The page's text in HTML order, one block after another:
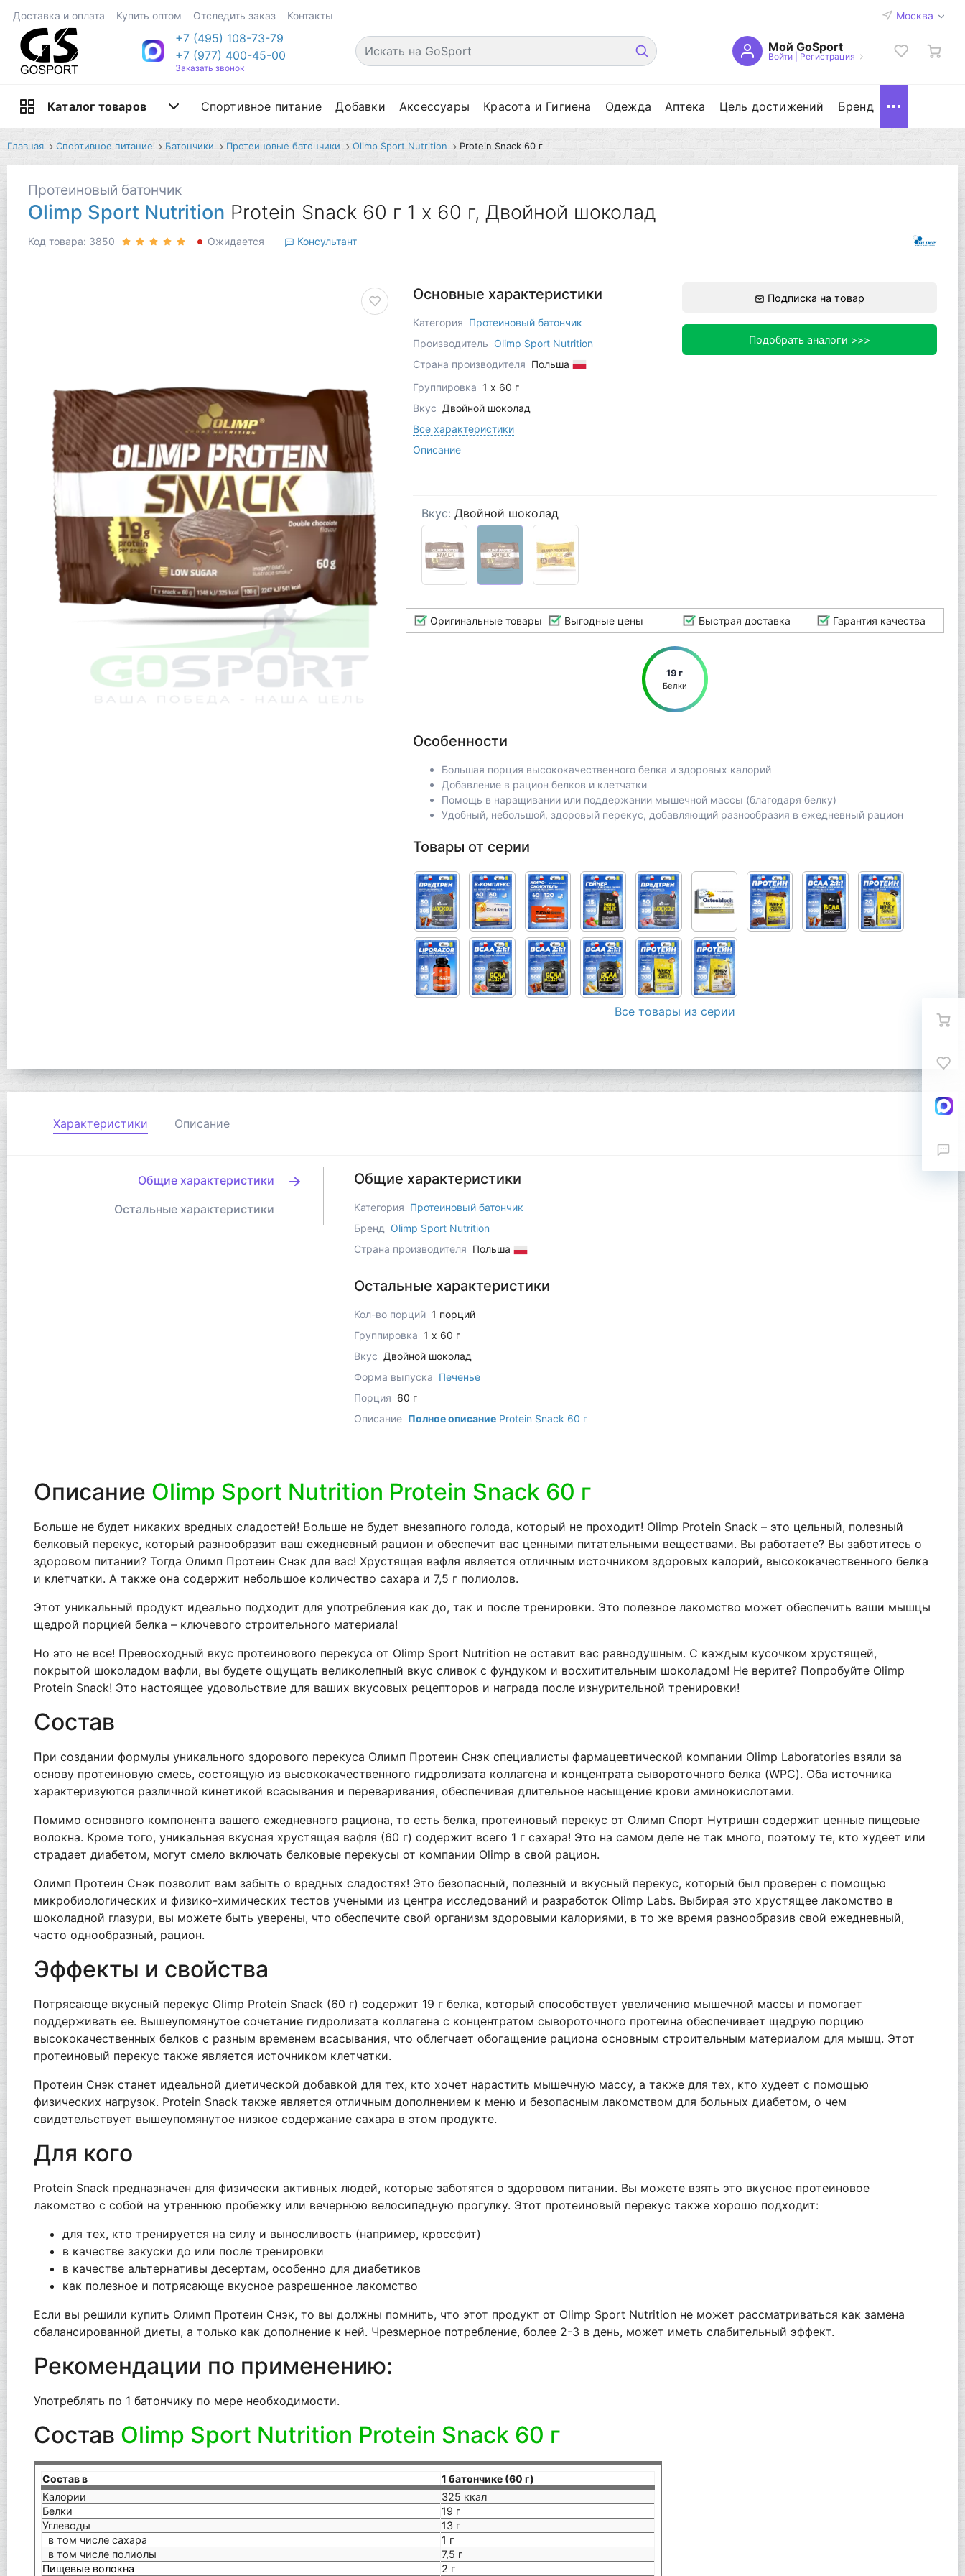
Доставка и оплата Купить оптом Отследить заказ Контакты Москва
+7 (495) 108-73-79
+7 (977) 400-45-00
Заказать звонок
Мой GoSport
Войти| Регистрация
Каталог товаров Спортивное питание Добавки Аксессуары Красота и Гигиена Одежда Аптека Цель достижений Бренд
Главная Спортивное питание Батончики Протеиновые батончики Olimp Sport Nutrition Protein Snack 60 г
Протеиновый батончик
Olimp Sport Nutrition Protein Snack 60 г 1 x 60 г, Двойной шоколад
Код товара: 3850 Ожидается Консультант
Основные характеристики
Категория Протеиновый батончик
Производитель Olimp Sport Nutrition
Страна производителя Польша
Группировка 1 x 60 г
Вкус Двойной шоколад
Все характеристики
Описание
Подписка на товар
Подобрать аналоги >>>
Вкус: Двойной шоколад
Оригинальные товары Выгодные цены Быстрая доставка Гарантия качества
19 г
Белки
Особенности
Большая порция высококачественного белка и здоровых калорий
Добавление в рацион белков и клетчатки
Помощь в наращивании или поддержании мышечной массы (благодаря белку)
Удобный, небольшой, здоровый перекус, добавляющий разнообразия в ежедневный рацион
Товары от серии
Все товары из серии
Характеристики Описание
Общие характеристики
Остальные характеристики
Общие характеристики
Категория Протеиновый батончик
Бренд
Olimp Sport Nutrition
Страна производителя Польша
Остальные характеристики
Кол-во порций 1 порций
Группировка 1 x 60 г
Вкус Двойной шоколад
Форма выпуска Печенье
Порция 60 г
Описание Полное описаниеProtein Snack 60 г
Описание Olimp Sport Nutrition Protein Snack 60 г
Больше не будет никаких вредных сладостей! Больше не будет внезапного голода, который не проходит! Olimp Protein Snack – это цельный, полезный
белковый перекус, который разнообразит ваш ежедневный рацион и обеспечит вас ценными питательными веществами. Вы работаете? Вы заботитесь о
здоровом питании? Тогда Олимп Протеин Снэк для вас! Хрустящая вафля является отличным источником здоровых калорий, высококачественного белка
и клетчатки. А также она содержит небольшое количество сахара и 7,5 г полиолов.
Этот уникальный продукт идеально подходит для употребления как до, так и после тренировки. Это полезное лакомство может обеспечить ваши мышцы
щедрой порцией белка – ключевого строительного материала!
Но это не все! Превосходный вкус протеинового перекуса от Olimp Sport Nutrition не оставит вас равнодушным. С каждым кусочком хрустящей,
покрытой шоколадом вафли, вы будете ощущать великолепный вкус сливок с фундуком и восхитительным шоколадом! Не верите? Попробуйте Olimp
Protein Snack! Это настоящее удовольствие для ваших вкусовых рецепторов и награда после изнурительной тренировки!
Состав
При создании формулы уникального здорового перекуса Олимп Протеин Снэк специалисты фармацевтической компании Olimp Laboratories взяли за
основу протеиновую смесь, состоящую из высококачественного гидролизата коллагена и концентрата сывороточного белка (WPC). Оба источника
характеризуются различной кинетикой всасывания и переваривания, обеспечивая длительное насыщение крови аминокислотами.
Помимо основного компонента вашего ежедневного рациона, то есть белка, протеиновый перекус от Олимп Спорт Нутришн содержит ценные пищевые
волокна. Кроме того, уникальная вкусная хрустящая вафля (60 г) содержит всего 1 г сахара! Это на самом деле не так много, поэтому те, кто худеет или
страдает диабетом, могут смело включать белковые перекусы от компании Olimp в свой рацион.
Олимп Протеин Снэк позволит вам забыть о вредных сладостях! Это безопасный, полезный и вкусный перекус, который был проверен с помощью
микробиологических и физико-химических тестов учеными из центра исследований и разработок Olimp Labs. Выбирая это хрустящее лакомство в
шоколадной глазури, вы можете быть уверены, что обеспечите свой организм здоровыми калориями, в то же время разнообразив свой ежедневный,
часто однообразный, рацион.
Эффекты и свойства
Потрясающе вкусный перекус Olimp Protein Snack (60 г) содержит 19 г белка, который способствует увеличению мышечной массы и помогает
поддерживать ее. Вышеупомянутое сочетание гидролизата коллагена с концентратом сывороточного протеина обеспечивает щедрую порцию
высококачественных белков с разным временем всасывания, что облегчает обогащение рациона основным строительным материалом для мышц. Этот
протеиновый перекус также является источником клетчатки.
Протеин Снэк станет идеальной диетической добавкой для тех, кто хочет нарастить мышечную массу, а также для тех, кто худеет с помощью
физических нагрузок. Protein Snack также является отличным дополнением к меню и безопасным лакомством для больных диабетом, о чем
свидетельствует вышеупомянутое низкое содержание сахара в этом продукте.
Для кого
Protein Snack предназначен для физически активных людей, которые заботятся о здоровом питании. Вы можете взять это вкусное протеиновое
лакомство с собой на утреннюю пробежку или вечернюю велосипедную прогулку. Этот протеиновый перекус также хорошо подходит:
для тех, кто тренируется на силу и выносливость (например, кроссфит)
в качестве закуски до или после тренировки
в качестве альтернативы десертам, особенно для диабетиков
как полезное и потрясающе вкусное разрешенное лакомство
Если вы решили купить Олимп Протеин Снэк, то вы должны помнить, что этот продукт от Olimp Sport Nutrition не может рассматриваться как замена
сбалансированной диеты, а только как дополнение к ней. Чрезмерное потребление, более 2-3 в день, может иметь слабительный эффект.
Рекомендации по применению:
Употреблять по 1 батончику по мере необходимости.
Состав Olimp Sport Nutrition Protein Snack 60 г
Состав в
1 батончике (60 г)
Калории
325 ккал
Белки
19 г
Углеводы
13 г
в том числе сахара
1 г
в том числе полиолы
7,5 г
Пищевые волокна
2 г